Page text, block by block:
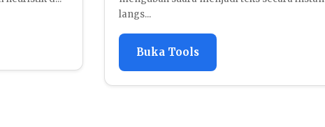
langs...
Buka Tools